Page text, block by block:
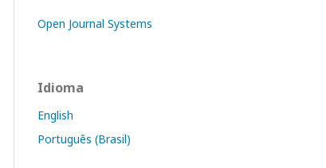
Open Journal Systems
Idioma
English
Português (Brasil)